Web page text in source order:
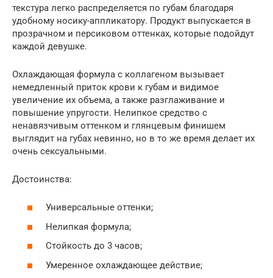
текстура легко распределяется по губам благодаря
удобному носику-аппликатору. Продукт выпускается в
прозрачном и персиковом оттенках, которые подойдут
каждой девушке.
Охлаждающая формула с коллагеном вызывает
немедленный приток крови к губам и видимое
увеличение их объема, а также разглаживание и
повышение упругости. Нелипкое средство с
ненавязчивым оттенком и глянцевым финишем
выглядит на губах невинно, но в то же время делает их
очень сексуальными.
Достоинства:
Универсальные оттенки;
Нелипкая формула;
Стойкость до 3 часов;
Умеренное охлаждающее действие;